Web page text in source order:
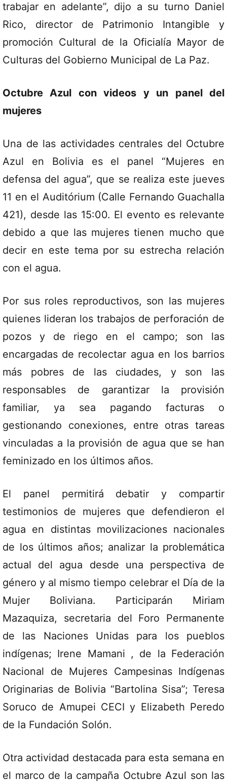
trabajar en adelante”, dijo a su turno Daniel
Rico, director de Patrimonio Intangible y
promoción Cultural de la Oficialía Mayor de
Culturas del Gobierno Municipal de La Paz.
Octubre Azul con videos y un panel del
mujeres
Una de las actividades centrales del Octubre
Azul en Bolivia es el panel “Mujeres en
defensa del agua”, que se realiza este jueves
11 en el Auditórium (Calle Fernando Guachalla
421), desde las 15:00. El evento es relevante
debido a que las mujeres tienen mucho que
decir en este tema por su estrecha relación
con el agua.
Por sus roles reproductivos, son las mujeres
quienes lideran los trabajos de perforación de
pozos y de riego en el campo; son las
encargadas de recolectar agua en los barrios
más pobres de las ciudades, y son las
responsables de garantizar la provisión
familiar, ya sea pagando facturas o
gestionando conexiones, entre otras tareas
vinculadas a la provisión de agua que se han
feminizado en los últimos años.
El panel permitirá debatir y compartir
testimonios de mujeres que defendieron el
agua en distintas movilizaciones nacionales
de los últimos años; analizar la problemática
actual del agua desde una perspectiva de
género y al mismo tiempo celebrar el Día de la
Mujer Boliviana. Participarán Miriam
Mazaquiza, secretaria del Foro Permanente
de las Naciones Unidas para los pueblos
indígenas; Irene Mamani , de la Federación
Nacional de Mujeres Campesinas Indígenas
Originarias de Bolivia “Bartolina Sisa”; Teresa
Soruco de Amupei CECI y Elizabeth Peredo
de la Fundación Solón.
Otra actividad destacada para esta semana en
el marco de la campaña Octubre Azul son las